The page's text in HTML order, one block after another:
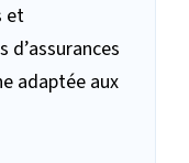
et
d’assurances
adaptée aux